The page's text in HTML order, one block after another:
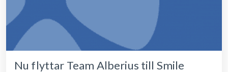
Nu flyttar Team Alberius till Smile